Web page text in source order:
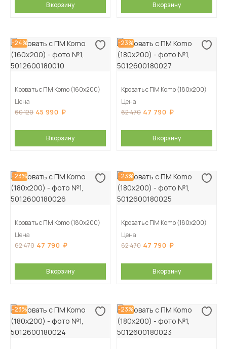
В корзину В корзину
-24%
Кровать с ПМ Komo (160х200)
Цена
60 120 45 990
В корзину
-23%
Кровать с ПМ Komo (180х200)
Цена
62 470 47 790
В корзину
-23%
Кровать с ПМ Komo (180х200)
Цена
62 470 47 790
В корзину
-23%
Кровать с ПМ Komo (180х200)
Цена
62 470 47 790
В корзину
-23% -23%